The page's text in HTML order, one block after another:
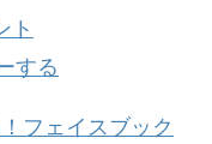
ト
する
フェイスブック